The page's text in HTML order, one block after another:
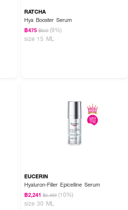
RATCHA
Hya Booster Serum
฿475 ฿520 (9%)
size 15 ML
EUCERIN
Hyaluron-Filler Epicelline Serum
฿2,241 ฿2,490 (10%)
size 30 ML